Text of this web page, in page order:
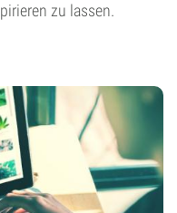
zu lassen.